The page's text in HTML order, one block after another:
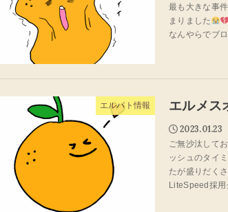
最も大きな事
まりました
なんやらでブ
エルパト情報 エルメス
2023.01.23
ご無沙汰して
ッシュのタイ
たが盛りだく
LiteSpeed採用